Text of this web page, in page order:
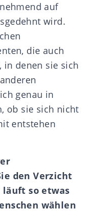
auf
wird.
die auch
in denen sie sich
genau in
ob sie sich nicht
entstehen
den Verzicht
läuft so etwas
wählen